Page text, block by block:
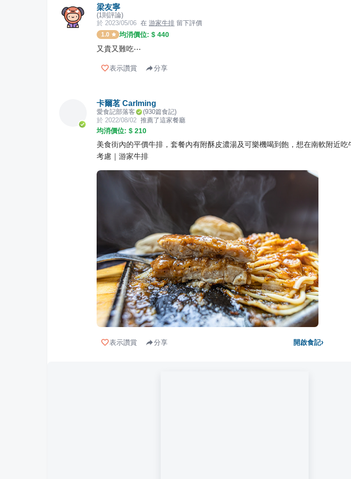
梁友寧
(1則評論)
於 2023/05/06 在 游家牛排 留下評價
1.0 均消價位: $ 440
又貴又難吃⋯
表示讚賞 分享
卡爾茗 Carlming
愛食記部落客 (930篇食記)
於 2022/08/02 推薦了這家餐廳
均消價位: $ 210
美食街內的平價牛排，套餐內有附酥皮濃湯及可樂機喝到飽，想在南軟附近吃
考慮｜游家牛排
表示讚賞 分享 開啟食記›